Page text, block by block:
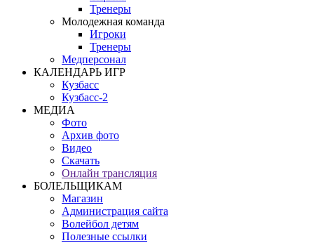
Тренеры
Молодежная команда
Игроки
Тренеры
Медперсонал
КАЛЕНДАРЬ ИГР
Кузбасс
Кузбасс-2
МЕДИА
Фото
Архив фото
Видео
Скачать
Онлайн трансляция
БОЛЕЛЬЩИКАМ
Магазин
Администрация сайта
Волейбол детям
Полезные ссылки